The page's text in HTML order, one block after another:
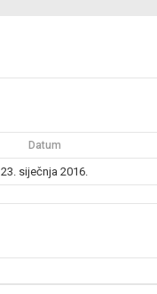
Datum
23. siječnja 2016.